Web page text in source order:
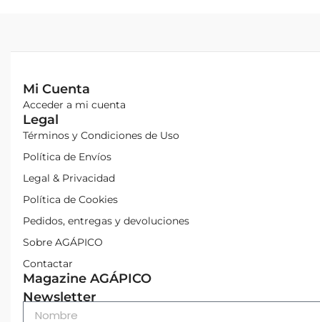
Mi Cuenta
Acceder a mi cuenta
Legal
Términos y Condiciones de Uso
Política de Envíos
Legal & Privacidad
Política de Cookies
Pedidos, entregas y devoluciones
Sobre AGÁPICO
Contactar
Magazine AGÁPICO
Newsletter